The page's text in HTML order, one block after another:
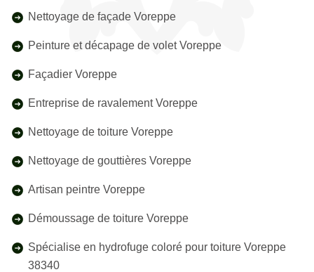
Nettoyage de façade Voreppe
Peinture et décapage de volet Voreppe
Façadier Voreppe
Entreprise de ravalement Voreppe
Nettoyage de toiture Voreppe
Nettoyage de gouttières Voreppe
Artisan peintre Voreppe
Démoussage de toiture Voreppe
Spécialise en hydrofuge coloré pour toiture Voreppe
38340